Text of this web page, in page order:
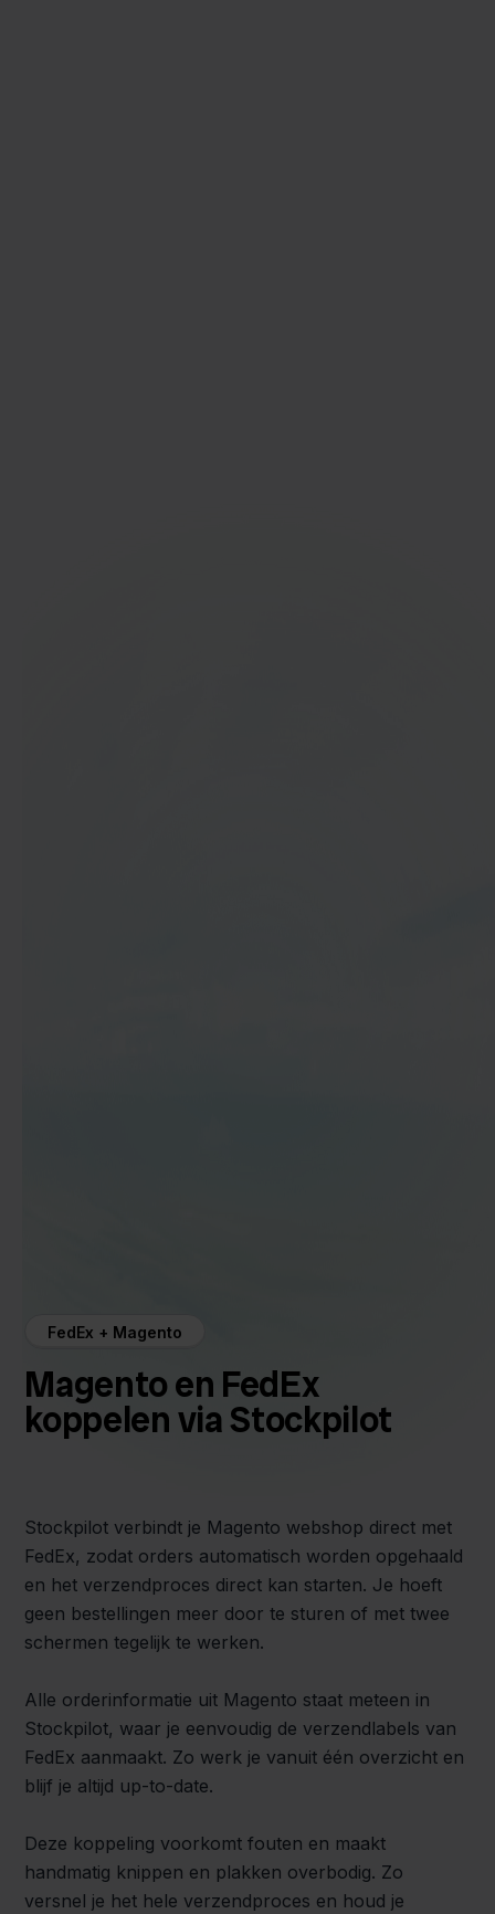
FedEx + Magento
Magento en FedEx
koppelen via Stockpilot
Stockpilot verbindt je Magento webshop direct met
FedEx, zodat orders automatisch worden opgehaald
en het verzendproces direct kan starten. Je hoeft
geen bestellingen meer door te sturen of met twee
schermen tegelijk te werken.
Alle orderinformatie uit Magento staat meteen in
Stockpilot, waar je eenvoudig de verzendlabels van
FedEx aanmaakt. Zo werk je vanuit één overzicht en
blijf je altijd up-to-date.
Deze koppeling voorkomt fouten en maakt
handmatig knippen en plakken overbodig. Zo
versnel je het hele verzendproces en houd je